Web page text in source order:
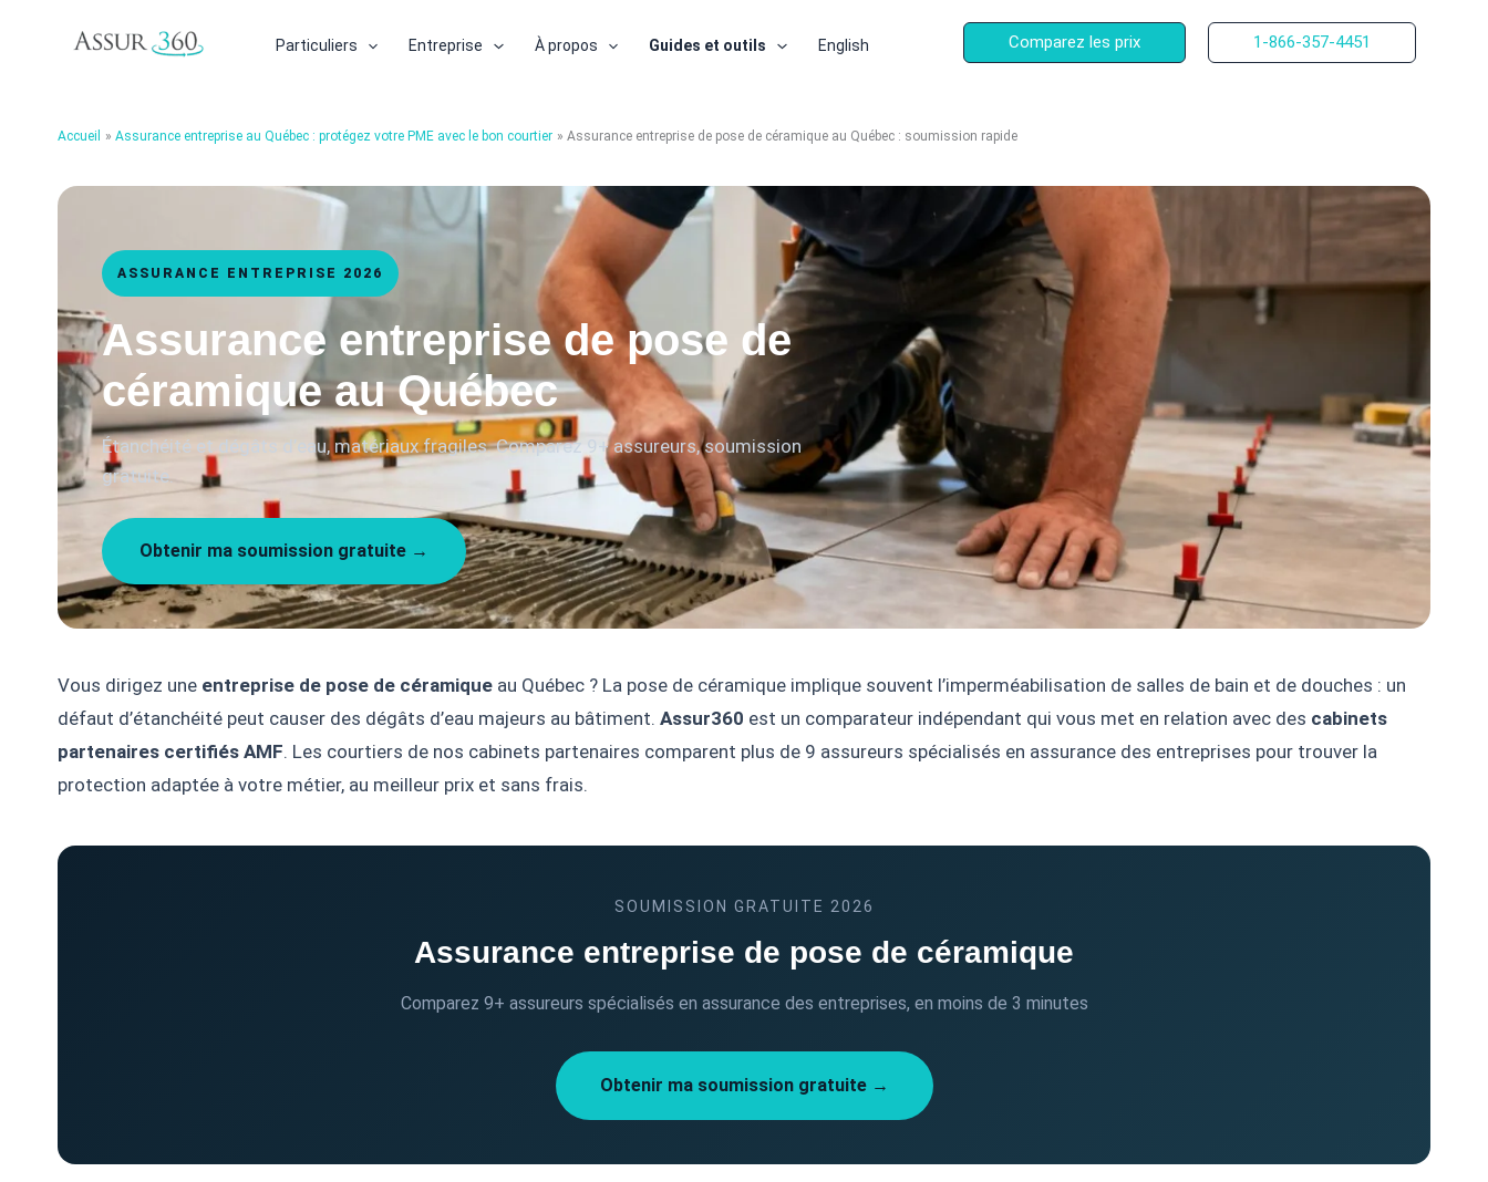
Particuliers Entreprise À propos Guides et outils English Comparez les prix 1-866-357-4451
Accueil Assurance entreprise au Québec : protégez votre PME avec le bon courtier Assurance entreprise de pose de céramique au Québec : soumission rapide
ASSURANCE ENTREPRISE 2026
Assurance entreprise de pose de
céramique au Québec
Étanchéité et dégâts d’eau, matériaux fragiles. Comparez 9+ assureurs, soumission
gratuite.
Obtenir ma soumission gratuite →
Vous dirigez une entreprise de pose de céramique au Québec ? La pose de céramique implique souvent l’imperméabilisation de salles de bain et de douches : un
défaut d’étanchéité peut causer des dégâts d’eau majeurs au bâtiment. Assur360 est un comparateur indépendant qui vous met en relation avec des cabinets
partenaires certifiés AMF. Les courtiers de nos cabinets partenaires comparent plus de 9 assureurs spécialisés en assurance des entreprises pour trouver la
protection adaptée à votre métier, au meilleur prix et sans frais.
SOUMISSION GRATUITE 2026
Assurance entreprise de pose de céramique
Comparez 9+ assureurs spécialisés en assurance des entreprises, en moins de 3 minutes
Obtenir ma soumission gratuite →